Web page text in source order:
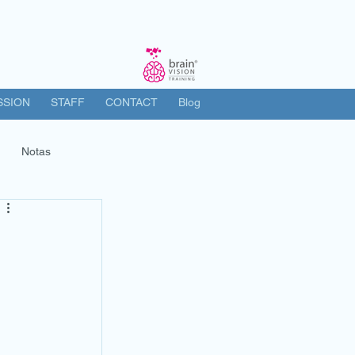
STAFF CONTACT Blog
Notas